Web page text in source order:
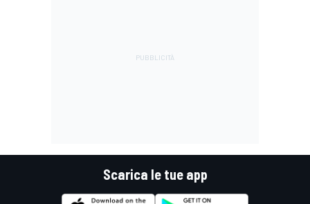
Scarica le tue app